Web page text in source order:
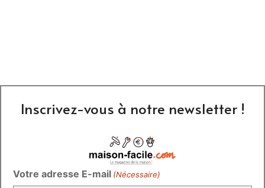
Inscrivez-vous à notre newsletter !
Votre adresse E-mail (Nécessaire)